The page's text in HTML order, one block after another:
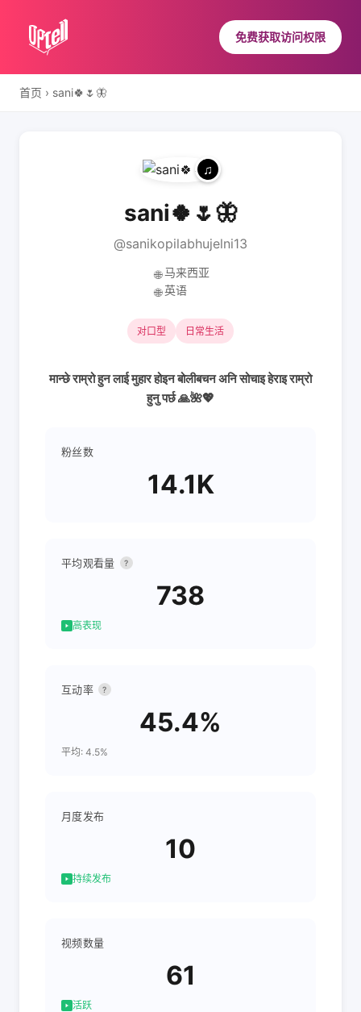
免费获取访问权限
首页 › sani🍀🌷🦋
sani🍀🌷🦋
@sanikopilabhujelni13
🌐 马来西亚
🌐 英语
对口型 日常生活
मान्छे राम्रो हुन लाई मुहार होइन बोलीबचन अनि सोचाइ हेराइ राम्रो
हुनु पर्छ 🙏🌺💖
粉丝数
14.1K
平均观看量 ?
738
高表现
互动率 ?
45.4%
平均: 4.5%
月度发布
10
持续发布
视频数量
61
活跃